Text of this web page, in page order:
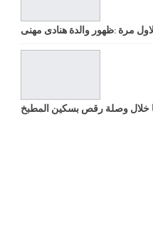
مرة :ظهور والدة هنادى مهنى
وصلة رقص بسكين المطبخ